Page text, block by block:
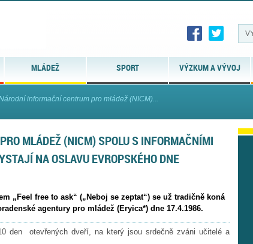
MLÁDEŽ SPORT VÝZKUM A VÝVOJ
informační centrum pro mládež (NICM)...
MLÁDEŽ (NICM) SPOLU S INFORMAČNÍMI
NA OSLAVU EVROPSKÉHO DNE
„Feel free to ask“ („Neboj se zeptat“) se už tradičně koná
agentury pro mládež (Eryica*) dne 17.4.1986.
den otevřených dveří, na který jsou srdečně zváni učitelé a